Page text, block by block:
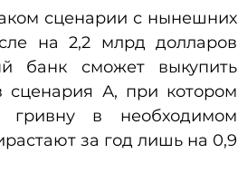
сценарии с нынешних
на 2,2 млрд долларов
банк сможет выкупить
А, при котором
гривну в необходимом
за год лишь на 0,9